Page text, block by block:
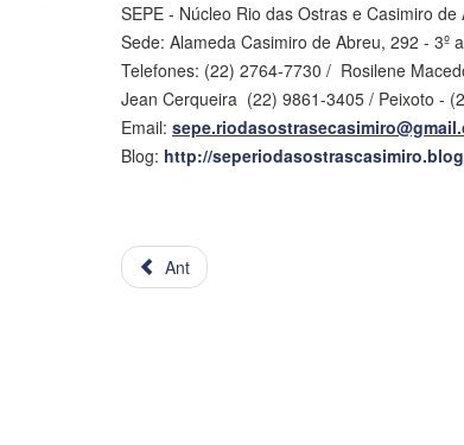
SEPE - Núcleo Rio das Ostras e Casimiro de
Sede: Alameda Casimiro de Abreu, 292 - 3º
Telefones: (22) 2764-7730 / Rosilene
Jean Cerqueira (22) 9861-3405 / Peixoto -
Email:
Blog: http://
Ant